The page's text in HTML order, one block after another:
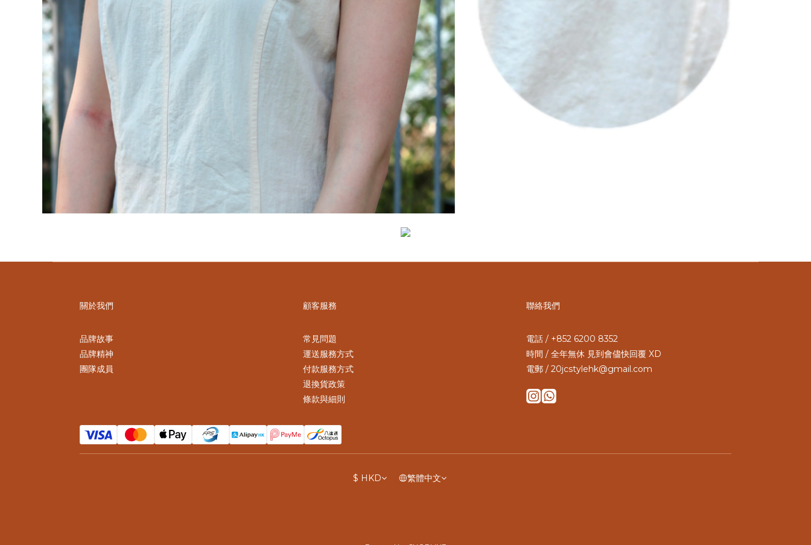
關於我們
品牌故事
品牌精神
團隊成員
顧客服務
常見問題
運送服務方式
付款服務方式
退換貨政策
條款與細則
聯絡我們
電話 / +852 6200 8352
時間 / 全年無休 見到會儘快回覆 XD
電郵 / 20jcstylehk@gmail.com
$ HKD 繁體中文